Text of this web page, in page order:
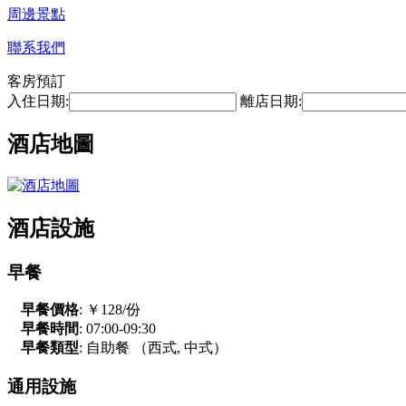
周邊景點
聯系我們
客房預訂
入住日期:
離店日期:
酒店地圖
酒店設施
早餐
早餐價格: ￥128/份
早餐時間: 07:00-09:30
早餐類型: 自助餐 （西式, 中式）
通用設施